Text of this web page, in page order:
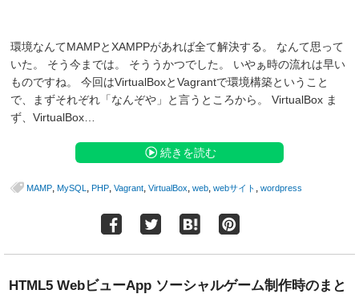
環境なんてMAMPとXAMPPがあれば全て解決する。 なんて思って
いた。 そう今までは。 そううかつでした。 いやぁ時の流れは早い
ものですね。 今回はVirtualBoxとVagrantで環境構築ということ
で、まずそれぞれ「なんぞや」と言うところから。 VirtualBox ま
ず、VirtualBox…
続きを読む
MAMP, MySQL , PHP, Vagrant, VirtualBox, web, webサイト , wordpress
HTML5 WebビューApp ソーシャルゲーム制作時のまと